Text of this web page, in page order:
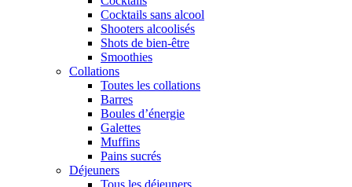
Cocktails sans alcool
Shooters alcoolisés
Shots de bien-être
Smoothies
Collations
Toutes les collations
Barres
Boules d’énergie
Galettes
Muffins
Pains sucrés
Déjeuners
Tous les déjeuners